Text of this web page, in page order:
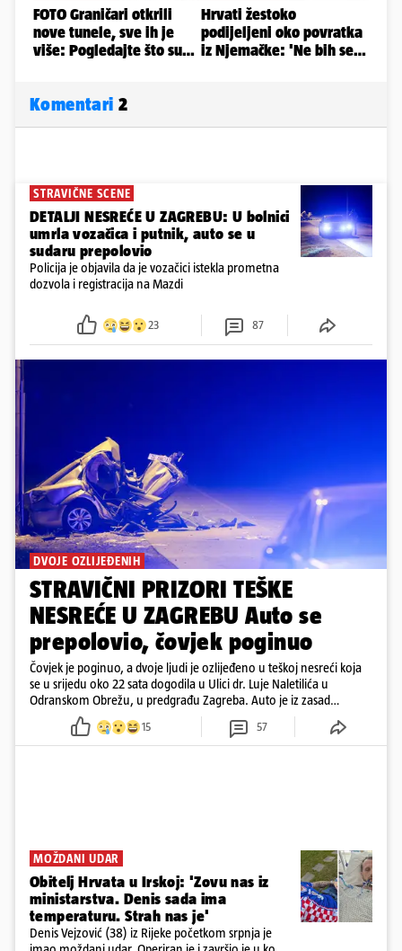
Komentari 2
STRAVIČNE SCENE
DETALJI NESREĆE U ZAGREBU: U bolnici
umrla vozačica i putnik, auto se u
sudaru prepolovio
Policija je objavila da je vozačici istekla prometna
dozvola i registracija na Mazdi
23 87
DVOJE OZLIJEĐENIH
STRAVIČNI PRIZORI TEŠKE
NESREĆE U ZAGREBU Auto se
prepolovio, čovjek poginuo
Čovjek je poginuo, a dvoje ljudi je ozlijeđeno u teškoj nesreći koja
se u srijedu oko 22 sata dogodila u Ulici dr. Luje Naletilića u
Odranskom Obrežu, u predgrađu Zagreba. Auto je iz zasad
neutvrđenih razloga sletio s kolnika, a od siline udara vozilo se
prepolovilo.
15 57
MOŽDANI UDAR
Obitelj Hrvata u Irskoj: 'Zovu nas iz
ministarstva. Denis sada ima
temperaturu. Strah nas je'
Denis Vejzović (38) iz Rijeke početkom srpnja je